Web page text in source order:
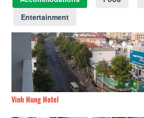
Entertainment
Vinh Hung Hotel